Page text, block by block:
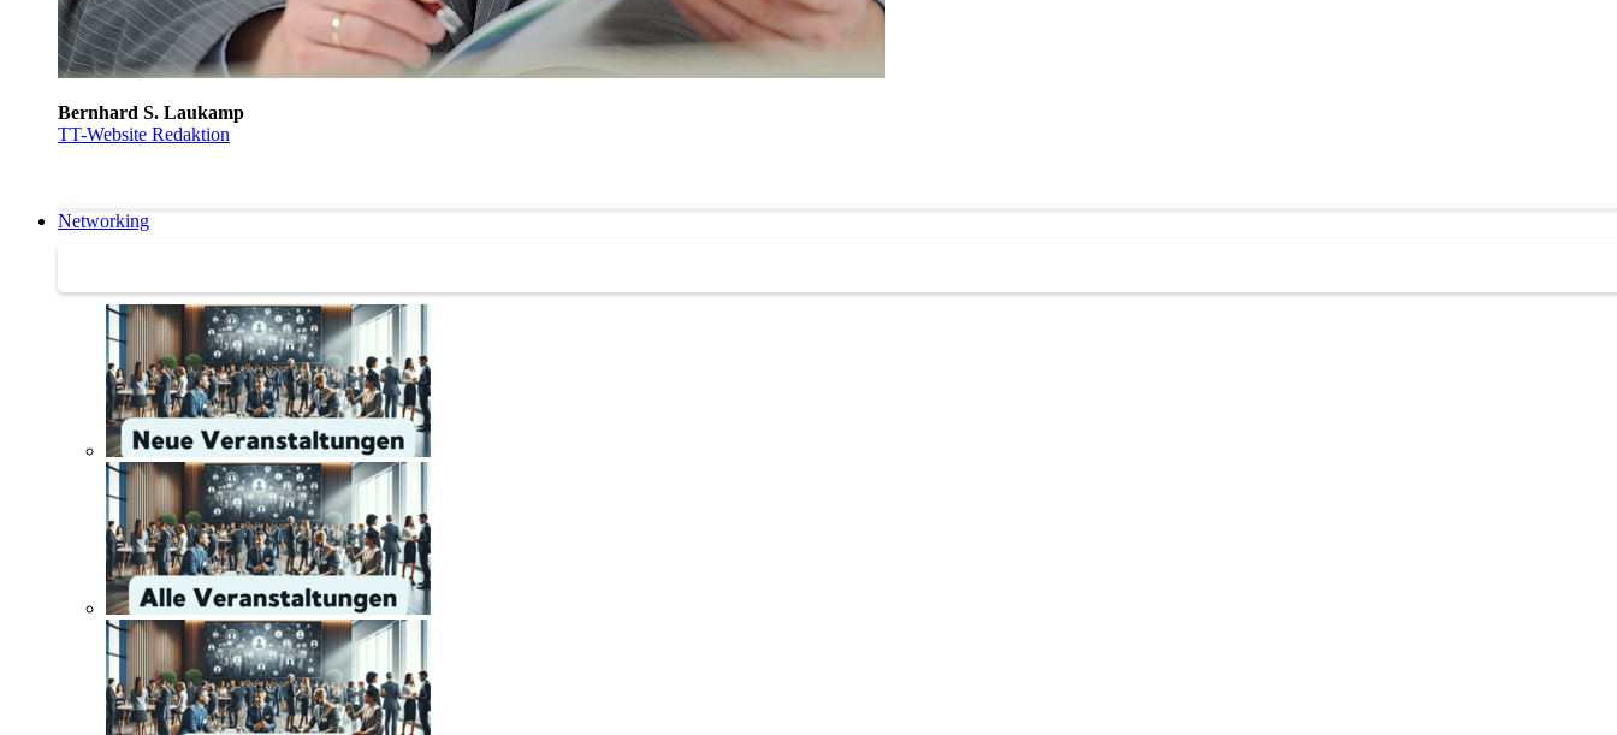
Bernhard S. Laukamp
TT-Website Redaktion
Networking